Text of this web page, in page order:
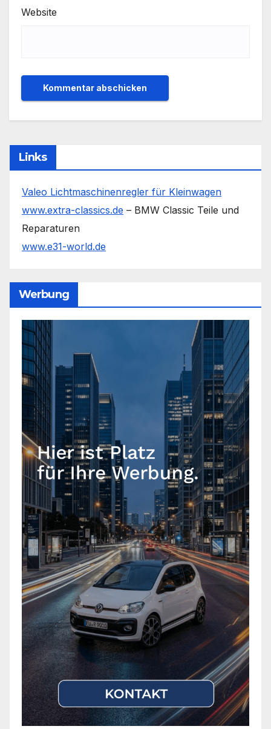
Website
Links
Valeo Lichtmaschinenregler für Kleinwagen
www.extra-classics.de – BMW Classic Teile und
Reparaturen
www.e31-world.de
Werbung